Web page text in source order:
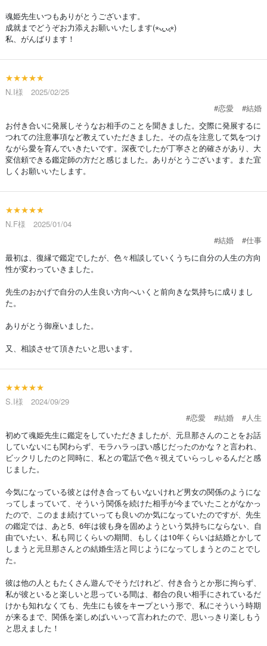
魂姫先生いつもありがとうございます。
成就までどうぞお力添えお願いいたします(⋆ᴗ͈ˬᴗ͈⋆)
私、がんばります！
★★★★★
N.I様 2025/02/25
#恋愛
#結婚
お付き合いに発展しそうなお相手のことを聞きました。交際に発展するに
つれての注意事項など教えていただきました。その点を注意して気をつけ
ながら愛を育んでいきたいです。深夜でしたが丁寧さと的確さがあり、大
変信頼できる鑑定師の方だと感じました。ありがとうございます。また宜
しくお願いいたします。
★★★★★
N.F様 2025/01/04
#結婚
#仕事
最初は、復縁で鑑定でしたが、色々相談していくうちに自分の人生の方向
性が変わっていきました。
先生のおかげで自分の人生良い方向へいくと前向きな気持ちに成りまし
た。
ありがとう御座いました。
又、相談させて頂きたいと思います。
★★★★★
S.I様 2024/09/29
#恋愛
#結婚
#人生
初めて魂姫先生に鑑定をしていただきましたが、元旦那さんのことをお話
していないにも関わらず、モラハラっぽい感じだったのかな？と言われ、
ビックリしたのと同時に、私との電話で色々視えていらっしゃるんだと感
じました。
今気になっている彼とは付き合ってもいないけれど男女の関係のようにな
ってしまっていて、そういう関係を続けた相手が今までいたことがなかっ
たので、このまま続けていっても良いのか気になっていたのですが、先生
の鑑定では、あと5、6年は彼も身を固めようという気持ちにならない、自
由でいたい、私も同じくらいの期間、もしくは10年くらいは結婚とかして
しまうと元旦那さんとの結婚生活と同じようになってしまうとのことでし
た。
彼は他の人ともたくさん遊んでそうだけれど、付き合うとか形に拘らず、
私が彼といると楽しいと思っている間は、都合の良い相手にされているだ
けかも知れなくても、先生にも彼をキープという形で、私にそういう時期
が来るまで、関係を楽しめばいいって言われたので、思いっきり楽しもう
と思えました！